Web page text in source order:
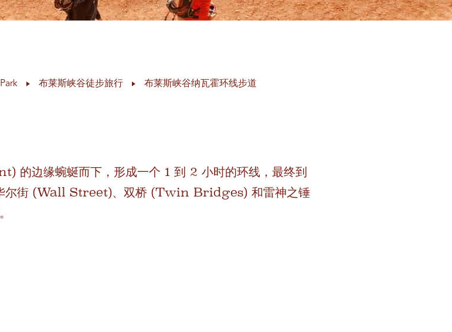
布莱斯峡谷徒步旅行 布莱斯峡谷纳瓦霍环线步道
的边缘蜿蜒而下，形成一个 1 到 2 小时的环线，最终到
华尔街 (Wall Street)、双桥 (Twin Bridges) 和雷神之锤